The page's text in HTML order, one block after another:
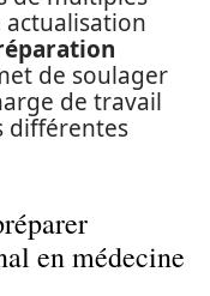
actualisation
de soulager
de travail
différentes
en médecine